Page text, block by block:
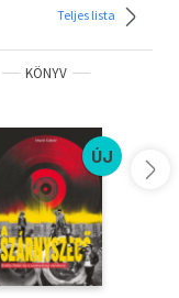
Teljes lista
KÖNYV
ÚJ